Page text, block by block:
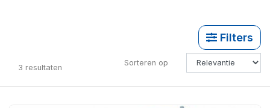
Filters
3 resultaten Sorteren op